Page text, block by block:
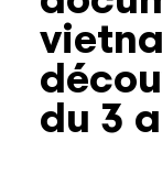
du 3
Francophonie
Danse
Stage
Partenaires
Programme
Logo WBI